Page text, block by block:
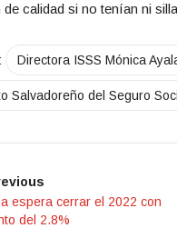
de calidad si no tenían ni
: Directora ISSS Mónica
Salvadoreño del Seguro
espera cerrar el 2022 con
del 2.8%